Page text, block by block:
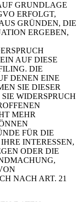
GRUNDLAGE
ERFOLGT,
GRÜNDEN, DIE
ERGEBEN,
AUF DIESE
DIE
DENEN EINE
SIE DIESER
WIDERSPRUCH
MEHR
FÜR DIE
INTERESSEN,
ODER DIE
NACH ART. 21